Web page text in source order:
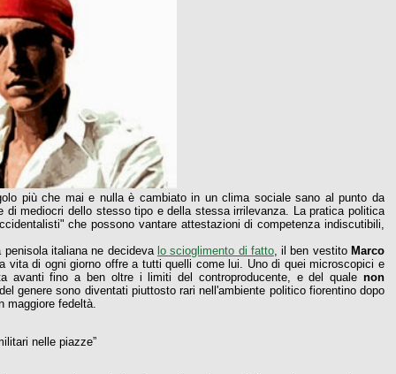
più che mai e nulla è cambiato in un clima sociale sano al punto da
mediocri dello stesso tipo e della stessa irrilevanza. La pratica politica
che possono vantare attestazioni di competenza indiscutibili,
italiana ne decideva lo scioglimento di fatto, il ben vestito Marco
di ogni giorno offre a tutti quelli come lui. Uno di quei microscopici e
avanti fino a ben oltre i limiti del controproducente, e del quale non
genere sono diventati piuttosto rari nell'ambiente politico fiorentino dopo
maggiore fedeltà.
nelle piazze”